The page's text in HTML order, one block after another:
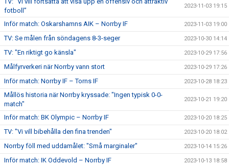
fotboll”
2023-11-03 19:15
Inför match: Oskarshamns AIK – Norrby IF 2023-11-03 19:00
TV: Se målen från söndagens 8-3-seger 2023-10-30 14:14
TV: "En riktigt go känsla" 2023-10-29 17:56
Målfyrverkeri när Norrby vann stort 2023-10-29 17:26
Inför match: Norrby IF – Torns IF 2023-10-28 18:23
Mållös historia när Norrby kryssade: "Ingen typisk 0-0-
match"
2023-10-21 19:20
Inför match: BK Olympic – Norrby IF 2023-10-20 18:25
TV: "Vi vill bibehålla den fina trenden" 2023-10-20 18:02
Norrby föll med uddamålet: "Små marginaler" 2023-10-14 15:26
Inför match: IK Oddevold – Norrby IF 2023-10-13 18:58